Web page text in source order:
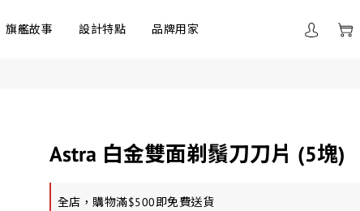
旗艦故事 設計特點 品牌用家
Astra 白金雙面剃鬚刀刀片 (5塊)
全店，購物滿$500即免費送貨